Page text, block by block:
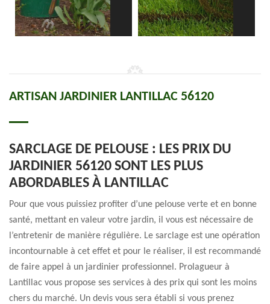
ARTISAN JARDINIER LANTILLAC 56120
SARCLAGE DE PELOUSE : LES PRIX DU
JARDINIER 56120 SONT LES PLUS
ABORDABLES À LANTILLAC
Pour que vous puissiez profiter d’une pelouse verte et en bonne
santé, mettant en valeur votre jardin, il vous est nécessaire de
l’entretenir de manière régulière. Le sarclage est une opération
incontournable à cet effet et pour le réaliser, il est recommandé
de faire appel à un jardinier professionnel. Prolagueur à
Lantillac vous propose ses services à des prix qui sont les moins
chers du marché. Un devis vous sera établi si vous prenez